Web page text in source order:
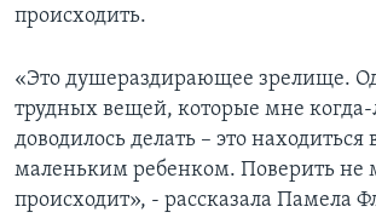
происходить.
«Это душераздирающее зрелище.
трудных вещей, которые мне когда-
доводилось делать – это находиться
маленьким ребенком. Поверить не
происходит», - рассказала Памела